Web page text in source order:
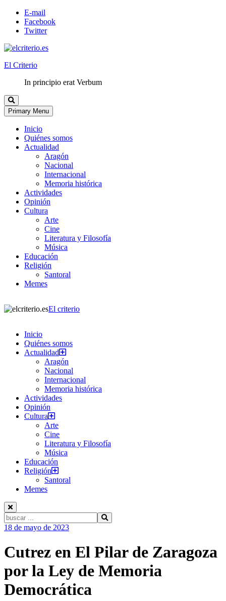
E-mail
Facebook
Twitter
El Criterio
In principio erat Verbum
Primary Menu
Inicio
Quiénes somos
Actualidad
Aragón
Nacional
Internacional
Memoria histórica
Actividades
Opinión
Cultura
Arte
Cine
Literatura y Filosofía
Música
Educación
Religión
Santoral
Memes
El criterio
Inicio
Quiénes somos
Actualidad
Aragón
Nacional
Internacional
Memoria histórica
Actividades
Opinión
Cultura
Arte
Cine
Literatura y Filosofía
Música
Educación
Religión
Santoral
Memes
Buscar:
Ir
contenido
18 de mayo de 2023
Cutrez en El Pilar de Zaragoza
por la Ley de Memoria
Democrática